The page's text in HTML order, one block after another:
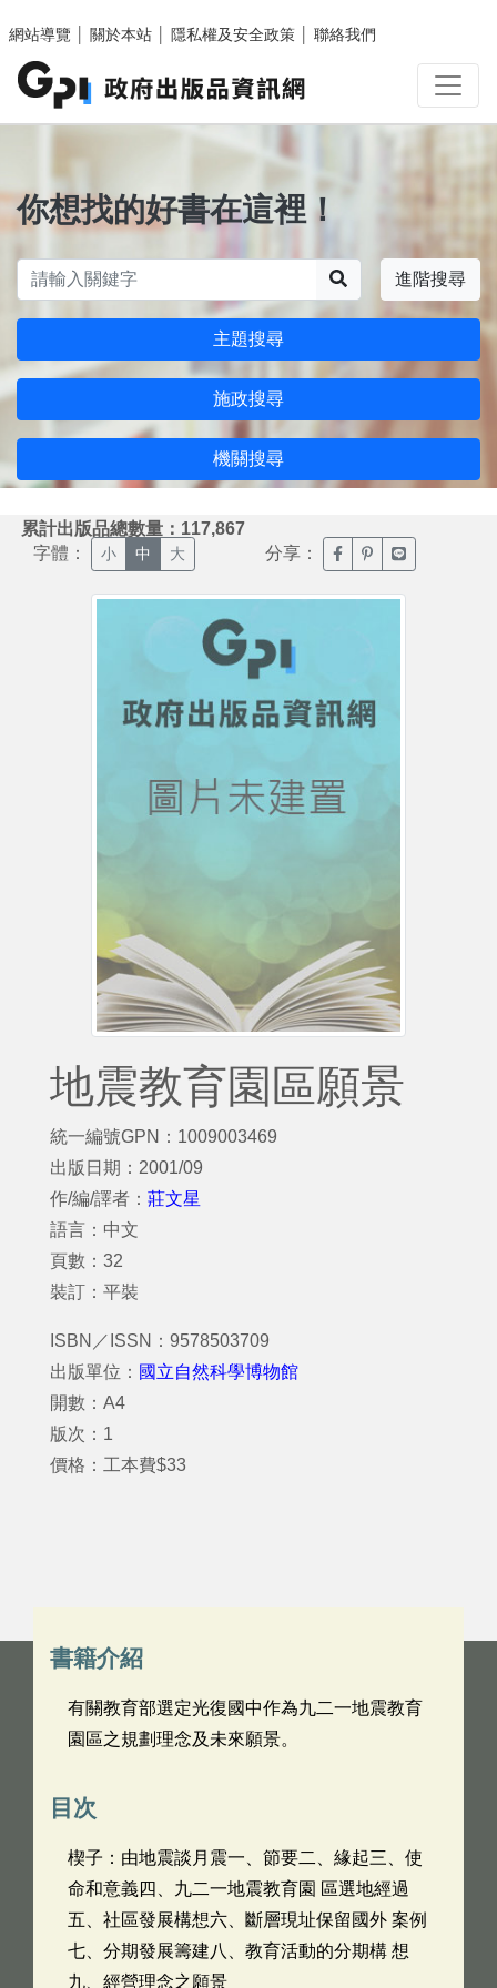
網站導覽
關於本站 隱私權及安全政策 聯絡我們
你想找的好書在這裡！
進階搜尋
主題搜尋
施政搜尋
機關搜尋
累計出版品總數量：117,867
字體： 小 中 大 分享： 臉書分享(另開新視窗)
噗浪分享(另開新
Line分享(另
地震教育園區願景
統一編號GPN：1009003469
出版日期：2001/09
作/編/譯者： 莊文星
語言：中文
頁數：32
裝訂：平裝
ISBN／ISSN：9578503709
出版單位： 國立自然科學博物館
開數：A4
版次：1
價格：工本費$33
書籍介紹
有關教育部選定光復國中作為九二一地震教育
園區之規劃理念及未來願景。
目次
楔子：由地震談月震一、節要二、緣起三、使
命和意義四、九二一地震教育園 區選地經過
五、社區發展構想六、斷層現址保留國外 案例
七、分期發展籌建八、教育活動的分期構 想
九、經營理念之願景